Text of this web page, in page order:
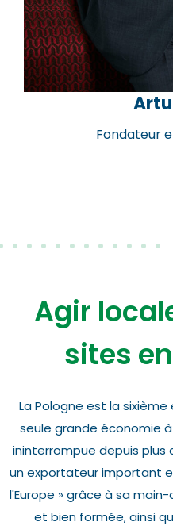
Fondateur
Agir
sites
La Pologne est la
seule grande économie
ininterrompue depuis plus
un exportateur important
l'Europe » grâce à sa
et bien formée, ainsi